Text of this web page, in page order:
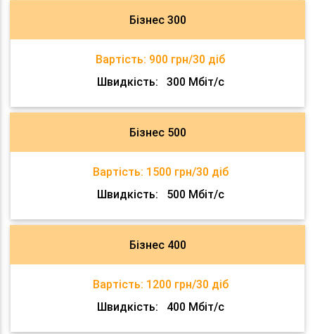
Бізнес 300
Вартість: 900 грн/30 діб
Швидкість:
300 Мбіт/с
Бізнес 500
Вартість: 1500 грн/30 діб
Швидкість:
500 Мбіт/с
Бізнес 400
Вартість: 1200 грн/30 діб
Швидкість:
400 Мбіт/с